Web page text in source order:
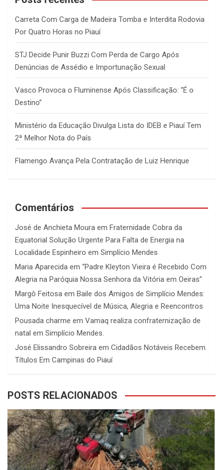
Carreta Com Carga de Madeira Tomba e Interdita Rodovia
Por Quatro Horas no Piauí
STJ Decide Punir Buzzi Com Perda de Cargo Após
Denúncias de Assédio e Importunação Sexual
Vasco Provoca o Fluminense Após Classificação: “É o
Destino”
Ministério da Educação Divulga Lista do IDEB e Piauí Tem
2ª Melhor Nota do País
Flamengo Avança Pela Contratação de Luiz Henrique
Comentários
José de Anchieta Moura em Fraternidade Cobra da
Equatorial Solução Urgente Para Falta de Energia na
Localidade Espinheiro em Simplício Mendes
Maria Aparecida em “Padre Kleyton Vieira é Recebido Com
Alegria na Paróquia Nossa Senhora da Vitória em Oeiras”
Margô Feitosa em Baile dos Amigos de Simplício Mendes:
Uma Noite Inesquecível de Música, Alegria e Reencontros
Pousada charme em Vamaq realiza confraternização de
natal em Simplício Mendes.
José Elissandro Sobreira em Cidadãos Notáveis Recebem
Títulos Em Campinas do Piauí
POSTS RELACIONADOS